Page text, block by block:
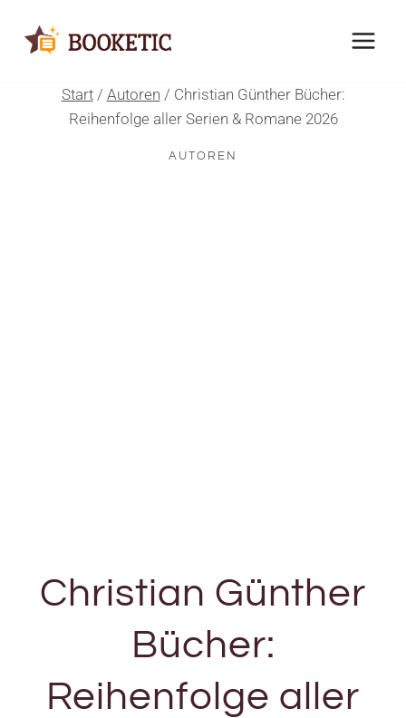
Inhalt
Start / Autoren / Christian Günther Bücher:
Reihenfolge aller Serien & Romane 2026
AUTOREN
Christian Günther
Bücher:
Reihenfolge aller